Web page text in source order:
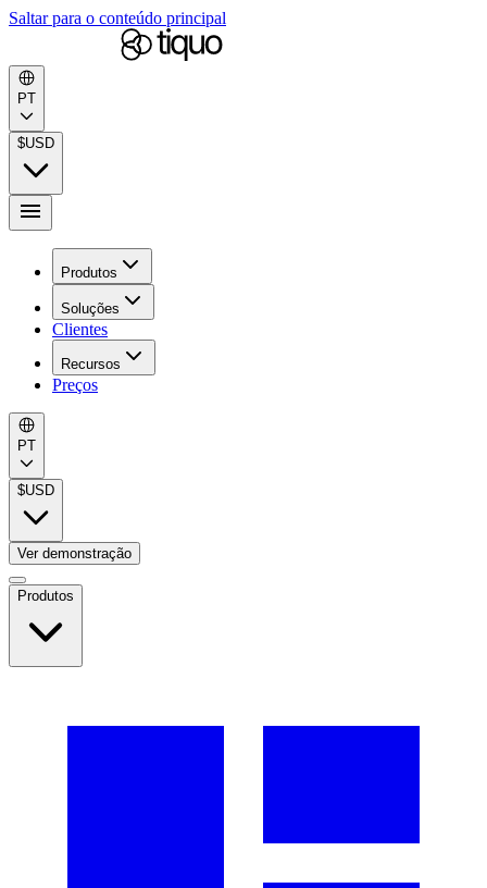
Saltar para o conteúdo principal
PT
$USD
Produtos
Soluções
Clientes
Recursos
Preços
PT
$USD
Ver demonstração
Produtos